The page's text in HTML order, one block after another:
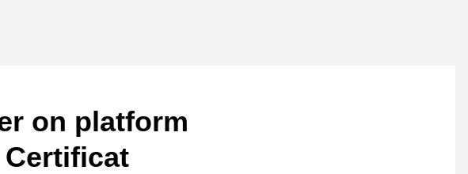
on platform
Certificat